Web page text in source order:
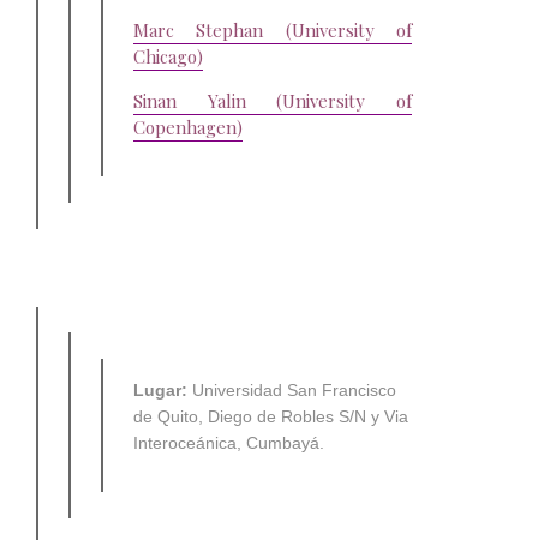
Marc Stephan (University of
Chicago)
Sinan Yalin (University of
Copenhagen)
Lugar: Universidad San Francisco
de Quito, Diego de Robles S/N y Via
Interoceánica, Cumbayá.